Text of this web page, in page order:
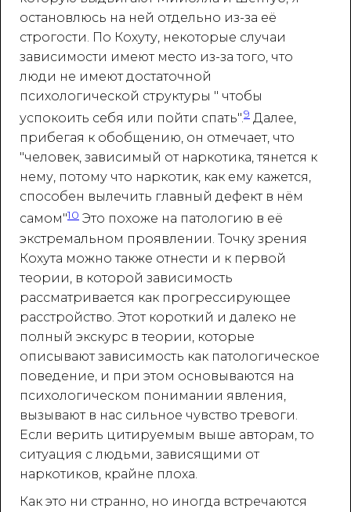
остановлюсь на ней отдельно из-за её
строгости. По Кохуту, некоторые случаи
зависимости имеют место из-за того, что
люди не имеют достаточной
психологической структуры " чтобы
успокоить себя или пойти спать".9 Далее,
прибегая к обобщению, он отмечает, что
"человек, зависимый от наркотика, тянется к
нему, потому что наркотик, как ему кажется,
способен вылечить главный дефект в нём
самом"10 Это похоже на патологию в её
экстремальном проявлении. Точку зрения
Кохута можно также отнести и к первой
теории, в которой зависимость
рассматривается как прогрессирующее
расстройство. Этот короткий и далеко не
полный экскурс в теории, которые
описывают зависимость как патологическое
поведение, и при этом основываются на
психологическом понимании явления,
вызывают в нас сильное чувство тревоги.
Если верить цитируемым выше авторам, то
ситуация с людьми, зависящими от
наркотиков, крайне плоха.
Как это ни странно, но иногда встречаются